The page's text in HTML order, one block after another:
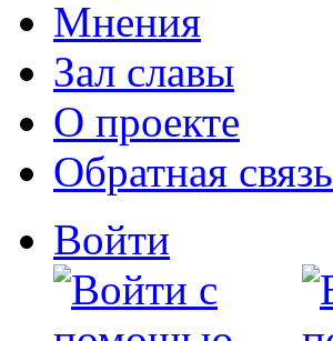
Мнения
Зал славы
О проекте
Обратная связь
Войти